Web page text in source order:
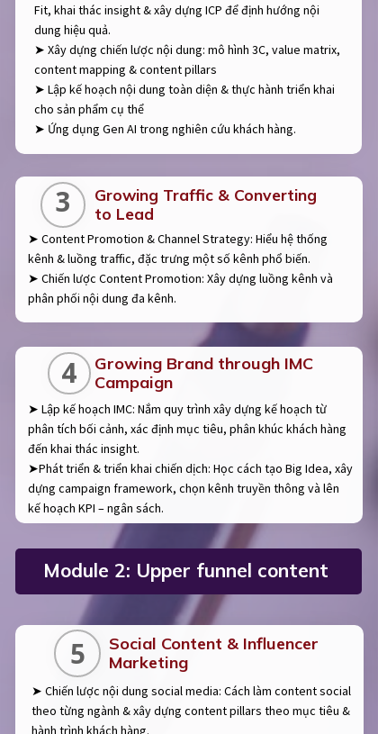
Social Content & Influencer
Marketing
➤ Chiến lược nội dung social media: Cách làm content social
theo từng ngành & xây dựng content pillars theo mục tiêu &
hành trình khách hàng.
5
Fit, khai thác insight & xây dựng ICP để định hướng nội
dung hiệu quả.
➤ Xây dựng chiến lược nội dung: mô hình 3C, value matrix,
content mapping & content pillars
➤ Lập kế hoạch nội dung toàn diện & thực hành triển khai
cho sản phẩm cụ thể
➤ Ứng dụng Gen AI trong nghiên cứu khách hàng.
Growing Traffic & Converting
to Lead
➤ Content Promotion & Channel Strategy: Hiểu hệ thống
kênh & luồng traffic, đặc trưng một số kênh phổ biến.
➤ Chiến lược Content Promotion: Xây dựng luồng kênh và
phân phối nội dung đa kênh.
3
Growing Brand through IMC
Campaign
➤ Lập kế hoạch IMC: Nắm quy trình xây dựng kế hoạch từ
phân tích bối cảnh, xác định mục tiêu, phân khúc khách hàng
đến khai thác insight.
➤Phát triển & triển khai chiến dịch: Học cách tạo Big Idea, xây
dựng campaign framework, chọn kênh truyền thông và lên
kế hoạch KPI – ngân sách.
4
Module 2: Upper funnel content